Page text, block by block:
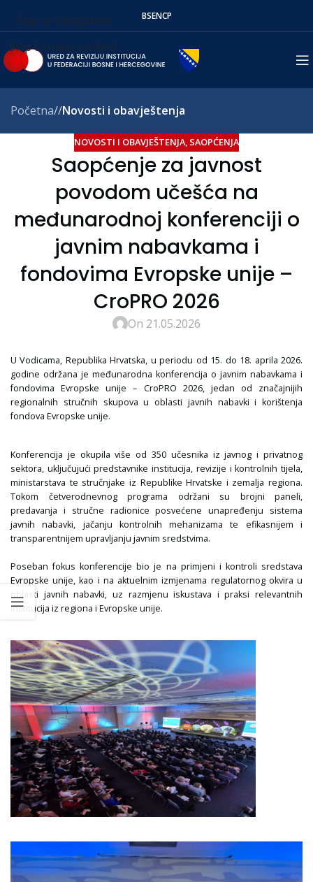
Skip to navigation
Skip to main content
BSENСР
Početna/ Novosti i obavještenja
NOVOSTI I OBAVJEŠTENJA, SAOPĆENJA
Saopćenje za javnost
povodom učešća na
međunarodnoj konferenciji o
javnim nabavkama i
fondovima Evropske unije –
CroPRO 2026
On 21.05.2026
U Vodicama, Republika Hrvatska, u periodu od 15. do 18. aprila 2026.
godine održana je međunarodna konferencija o javnim nabavkama i
fondovima Evropske unije – CroPRO 2026, jedan od značajnijih
regionalnih stručnih skupova u oblasti javnih nabavki i korištenja
fondova Evropske unije.
Konferencija je okupila više od 350 učesnika iz javnog i privatnog
sektora, uključujući predstavnike institucija, revizije i kontrolnih tijela,
ministarstava te stručnjake iz Republike Hrvatske i zemalja regiona.
Tokom četverodnevnog programa održani su brojni paneli,
predavanja i stručne radionice posvećene unapređenju sistema
javnih nabavki, jačanju kontrolnih mehanizama te efikasnijem i
transparentnijem upravljanju javnim sredstvima.
Poseban fokus konferencije bio je na primjeni i kontroli sredstava
Evropske unije, kao i na aktuelnim izmjenama regulatornog okvira u
oblasti javnih nabavki, uz razmjenu iskustava i praksi relevantnih
institucija iz regiona i Evropske unije.